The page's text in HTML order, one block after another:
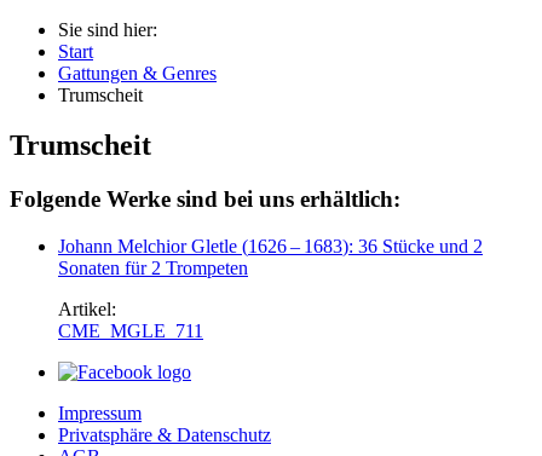
Sie sind hier:
Start
Gattungen & Genres
Trumscheit
Trumscheit
Folgende Werke sind bei uns erhältlich:
Johann Melchior Gletle (1626– 1683): 36 Stücke und 2
Sonaten für 2 Trompeten
Artikel:
CME_MGLE_711
Impressum
Privatsphäre & Datenschutz